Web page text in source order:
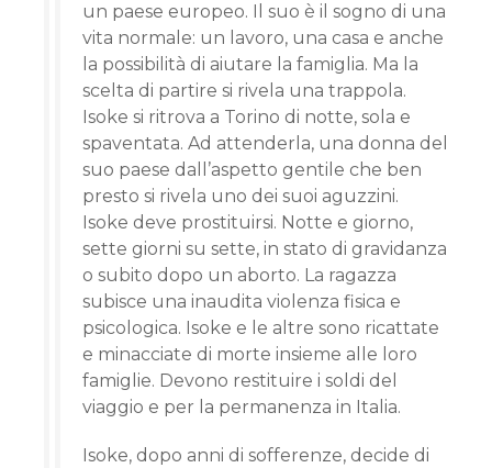
un paese europeo. Il suo è il sogno di una
vita normale: un lavoro, una casa e anche
la possibilità di aiutare la famiglia. Ma la
scelta di partire si rivela una trappola.
Isoke si ritrova a Torino di notte, sola e
spaventata. Ad attenderla, una donna del
suo paese dall’aspetto gentile che ben
presto si rivela uno dei suoi aguzzini.
Isoke deve prostituirsi. Notte e giorno,
sette giorni su sette, in stato di gravidanza
o subito dopo un aborto. La ragazza
subisce una inaudita violenza fisica e
psicologica. Isoke e le altre sono ricattate
e minacciate di morte insieme alle loro
famiglie. Devono restituire i soldi del
viaggio e per la permanenza in Italia.
Isoke, dopo anni di sofferenze, decide di